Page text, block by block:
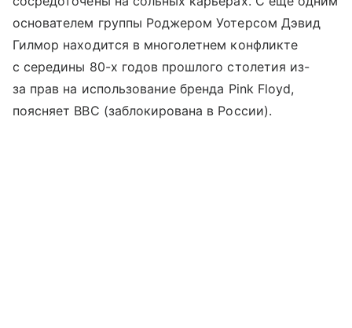
основателем группы Роджером Уотерсом Дэвид
Гилмор находится в многолетнем конфликте
с середины 80-х годов прошлого столетия из-
за прав на использование бренда Pink Floyd,
поясняет BBC (заблокирована в России).